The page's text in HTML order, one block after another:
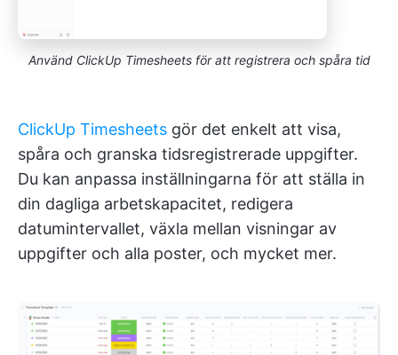
Använd ClickUp Timesheets för att registrera och spåra tid
ClickUp Timesheets gör det enkelt att visa,
spåra och granska tidsregistrerade uppgifter.
Du kan anpassa inställningarna för att ställa in
din dagliga arbetskapacitet, redigera
datumintervallet, växla mellan visningar av
uppgifter och alla poster, och mycket mer.